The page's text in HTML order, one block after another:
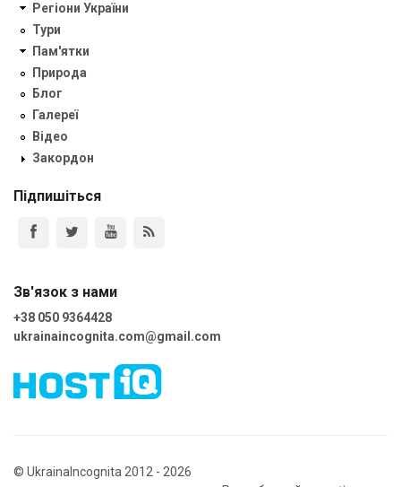
Регіони України
Тури
Пам'ятки
Природа
Блог
Галереї
Відео
Закордон
Підпишіться
Зв'язок з нами
+38 050 9364428
ukrainaincognita.com@gmail.com
© UkrainaIncognita 2012 - 2026